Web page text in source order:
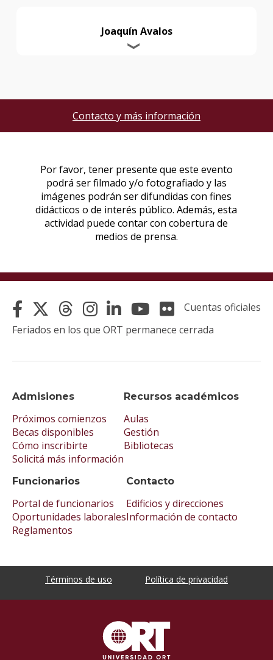
Joaquín Avalos
Contacto y más información
Admisiones
Próximos comienzos
Becas disponibles
Cómo inscribirte
Solicitá más información
Recursos académicos
Aulas
Gestión
Bibliotecas
Funcionarios
Portal de funcionarios
Oportunidades laborales
Reglamentos
Contacto
Edificios y direcciones
Información de contacto
Cuentas oficiales
Feriados en los que ORT permanece cerrada
Términos de uso Política de privacidad